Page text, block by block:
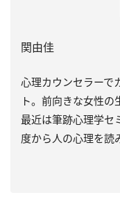
関由佳
心理カウンセラーで
ト。前向きな女性の
最近は筆跡心理学セ
度から人の心理を読